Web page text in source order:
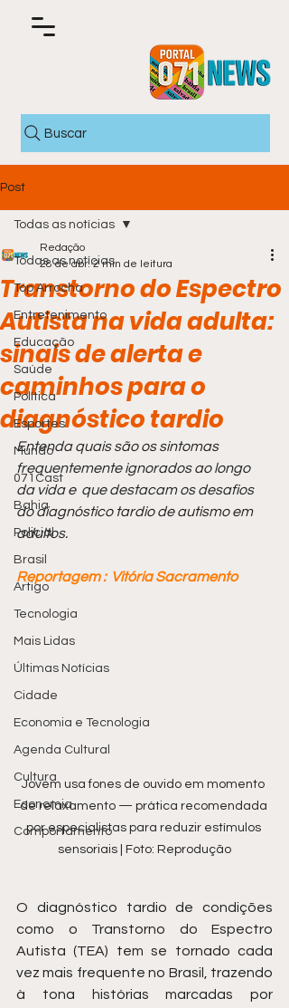
Buscar
Post
Todas as notícias
Top Arrocha
Entretenimento
Educação
Saúde
Política
Esportes
Mundo
071Cast
Bahia
Policial
Brasil
Artigo
Tecnologia
Mais Lidas
Últimas Notícias
Cidade
Economia e Tecnologia
Agenda Cultural
Cultura
Economia
Comportamento
Todas as notícias
Transtorno do Espectro
Autista na vida adulta:
sinais de alerta e
caminhos para o
diagnóstico tardio
Redação
28 de abr. 2 min de leitura
Entenda quais são os sintomas
frequentemente ignorados ao longo
da vida e  que destacam os desafios
do diagnóstico tardio de autismo em
adultos.
Reportagem :  Vitória Sacramento
Jovem usa fones de ouvido em momento
de relaxamento — prática recomendada
por especialistas para reduzir estímulos
sensoriais | Foto: Reprodução
O diagnóstico tardio de condições
como o Transtorno do Espectro
Autista (TEA) tem se tornado cada
vez mais frequente no Brasil, trazendo
à tona histórias marcadas por